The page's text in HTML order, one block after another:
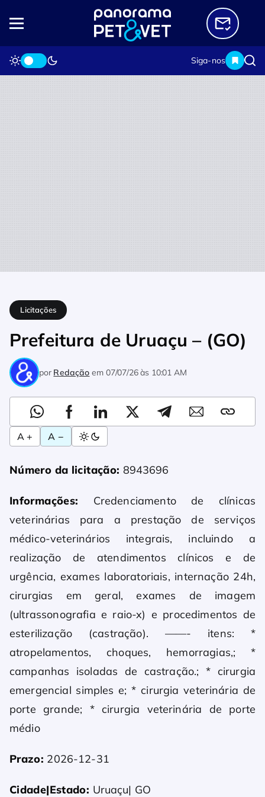
Siga-nos
Home Licitações
Licitações
Prefeitura de Uruaçu – (GO)
por Redação em 07/07/26 às 10:01 AM
A + A −
Número da licitação: 8943696
Informações: Credenciamento de clínicas
veterinárias para a prestação de serviços
médico-veterinários integrais, incluindo a
realização de atendimentos clínicos e de
urgência, exames laboratoriais, internação 24h,
cirurgias em geral, exames de imagem
(ultrassonografia e raio-x) e procedimentos de
esterilização (castração). ——- itens: *
atropelamentos, choques, hemorragias,; *
campanhas isoladas de castração.; * cirurgia
emergencial simples e; * cirurgia veterinária de
porte grande; * cirurgia veterinária de porte
médio
Prazo: 2026-12-31
Cidade|Estado: Uruaçu| GO